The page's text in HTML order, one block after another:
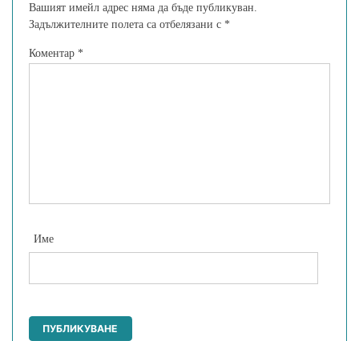
Вашият имейл адрес няма да бъде публикуван.
Задължителните полета са отбелязани с *
Коментар *
Име